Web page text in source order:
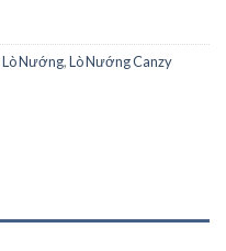
Lò Nướng,Lò Nướng Canzy